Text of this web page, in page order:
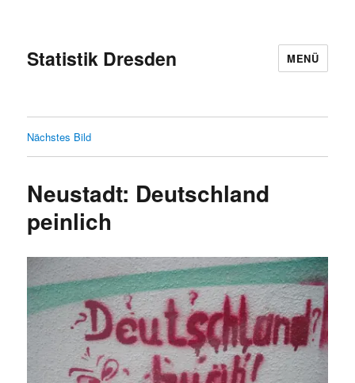
Statistik Dresden MENÜ
Nächstes Bild
Neustadt: Deutschland
peinlich